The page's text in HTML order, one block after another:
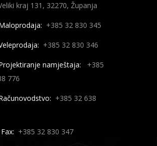
kraj 131, 32270, Županja
+385 32 830 345
+385 32 830 346
namještaja:
+385
776
+385 32 638
Fax: +385 32 830 347